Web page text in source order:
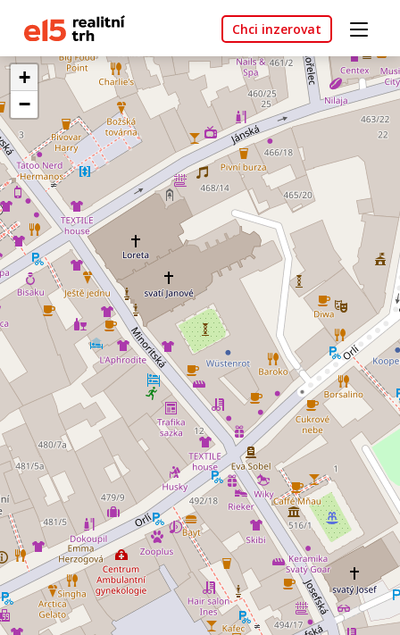
Chci inzerovat
+
−